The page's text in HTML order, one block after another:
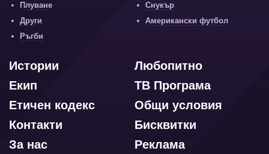
Плуване
Снукър
Други
Американски футбол
Ръгби
Любопитно
Истории
ТВ Програма
Екип
Общи условия
Етичен кодекс
Бисквитки
Контакти
Реклама
За нас